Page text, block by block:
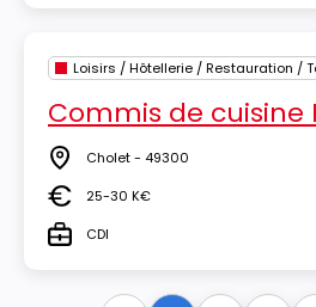
Commis de cuisine
Lieu Cholet - 49300
Salaire25-30 K€
TypeCDI